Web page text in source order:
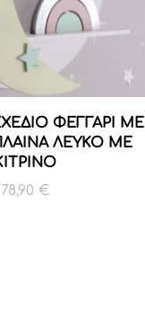
ΦΕΓΓΑΡΙ ΜΕ
ΛΕΥΚΟ ΜΕ
78,90 €